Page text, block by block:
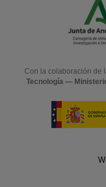
Con la colaboración de
Tecnología —